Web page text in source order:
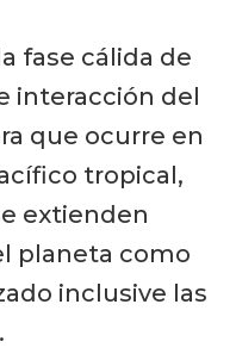
fase cálida de
interacción del
que ocurre en
tropical,
extienden
planeta como
inclusive las